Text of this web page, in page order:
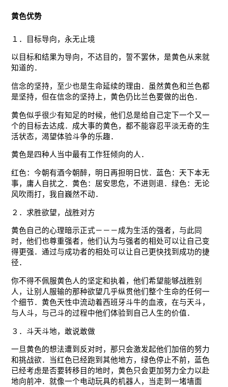
黄色优势
１．目标导向，永无止境
以目标和结果为导向，不达目的，誓不罢休，是黄色从来就
知道的．
信念的坚持，至少也是生命延续的理由．虽然黄色和兰色都
是坚持，但在信念的坚持上，黄色仍比兰色要做的出色．
黄色似乎很少有知足的时候，他们总是给自己定下一个又一
个的目标去达成．成大事的黄色，都不能容忍平淡无奇的生
活状态，渴望体验斗争的乐趣．
黄色是四种人当中最有工作狂倾向的人．
红色：今朝有酒今朝醉，明日再担明日忧．蓝色：天下本无
事，庸人自扰之．黄色：居安思危，不进则退．绿色：无论
风吹雨打，我自巍然不动．
２．求胜欲望，战胜对方
黄色自己的心理暗示正式－－－成为生活的强者，与此同
时，他们也尊重强者，他们认为与强者的相处可以让自己变
得更强．通过与成功者的相处可以让自己更快找到成功的捷
径．
你不得不佩服黄色人的坚定和执着，他们希望能够战胜别
人，让别人服输的那种欲望几乎纵贯他们整个生命的任何一
个细节．黄色天性中流动着西班牙斗牛的血液，在与天斗，
与人斗，与己斗的过程中他们体验到自己人生的价值．
３．斗天斗地，敢说敢做
一旦黄色的想法遭到反对时，那只会激发起他们加倍的努力
和挑战欲．当红色已经跑到其他地方，绿色停止不前，蓝色
已经考虑是否要转移目的地时，黄色只会更加努力全力以赴
地向前冲．就像一个电动玩具的机器人，当走到一堵墙面